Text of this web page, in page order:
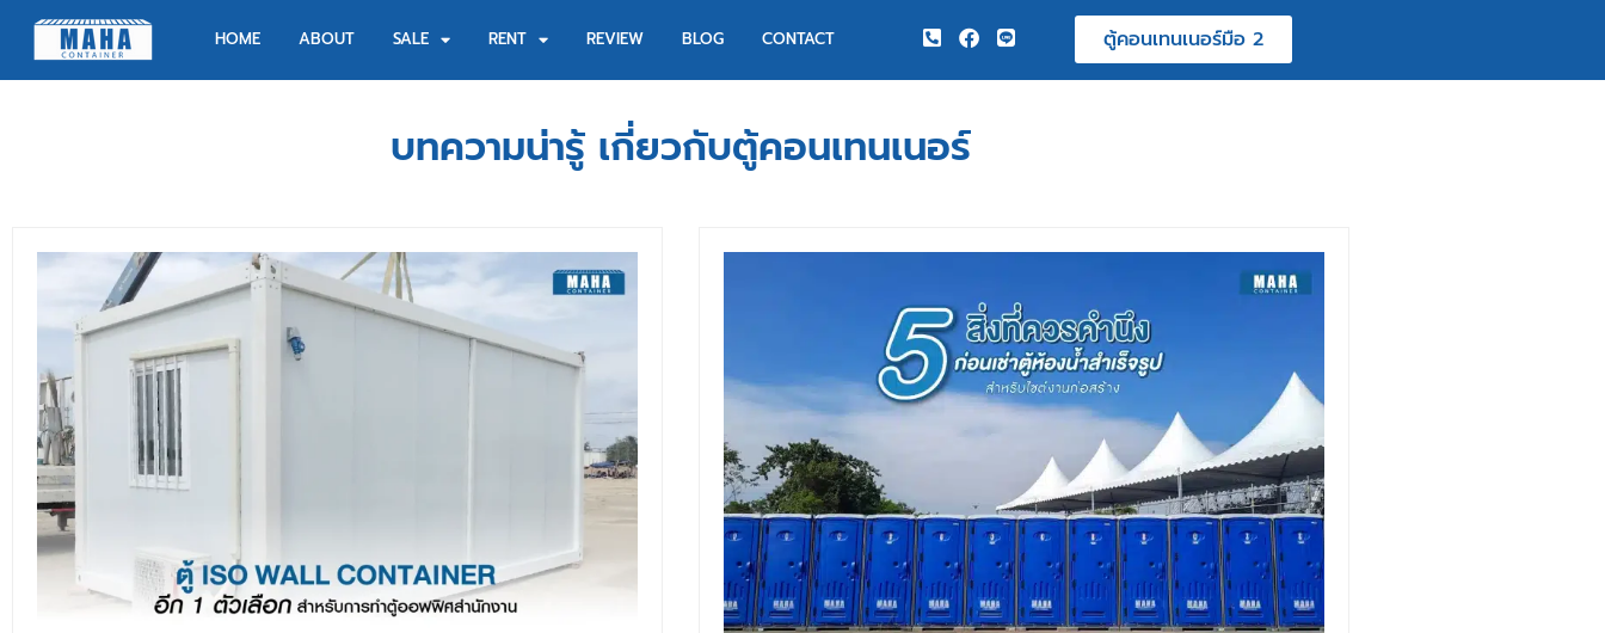
HOME ABOUT SALE RENT REVIEW BLOG CONTACT ตู้คอนเทนเนอร์มือ 2
บทความน่ารู้ เกี่ยวกับตู้คอนเทนเนอร์